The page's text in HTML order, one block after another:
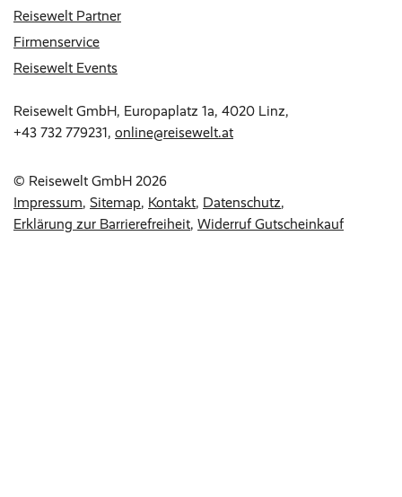
Reisewelt Partner
Firmenservice
Reisewelt Events
Reisewelt GmbH, Europaplatz 1a, 4020 Linz,
+43 732 779231, online@reisewelt.at
© Reisewelt GmbH 2026
Impressum Sitemap Kontakt Datenschutz
Erklärung zur Barrierefreiheit Widerruf Gutscheinkauf